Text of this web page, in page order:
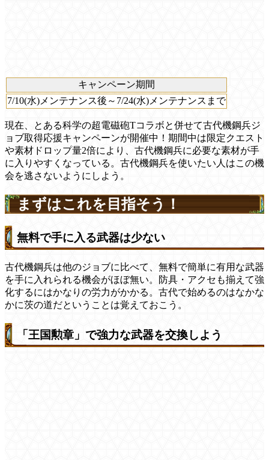
キャンペーン期間
7/10(水)メンテナンス後～7/24(水)メンテナンスまで
現在、とある科学の超電磁砲Tコラボと併せて古代機鋼兵ジ
ョブ取得応援キャンペーンが開催中！期間中は限定クエスト
や素材ドロップ量2倍により、古代機鋼兵に必要な素材が手
に入りやすくなっている。古代機鋼兵を使いたい人はこの機
会を逃さないようにしよう。
まずはこれを目指そう！
無料で手に入る武器は少ない
古代機鋼兵は他のジョブに比べて、無料で簡単に有用な武器
を手に入れられる機会がほぼ無い。防具・アクセも揃えて強
化するにはかなりの労力がかかる。古代で始めるのはなかな
かに茨の道だということは覚えておこう。
「王国勲章」で強力な武器を交換しよう